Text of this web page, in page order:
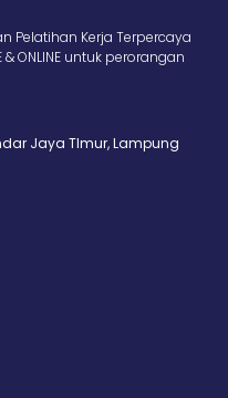
Pelatihan Kerja Terpercaya
ONLINE untuk perorangan
Jaya TImur, Lampung